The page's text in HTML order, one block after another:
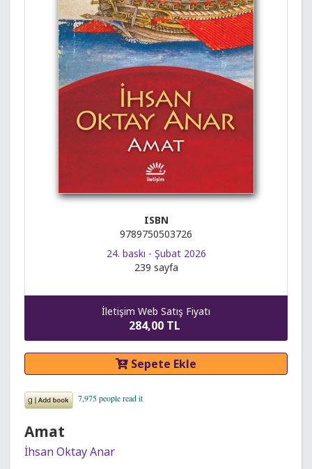
ISBN
9789750503726
24. baskı - Şubat 2026
239 sayfa
İletişim Web Satış Fiyatı
284,00 TL
Sepete Ekle
Amat
İhsan Oktay Anar